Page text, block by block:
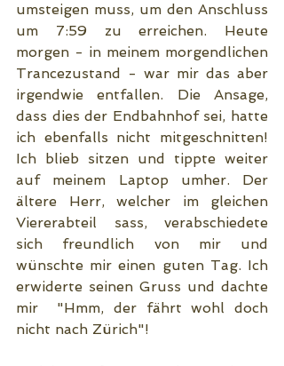
umsteigen muss, um den Anschluss
um 7:59 zu erreichen. Heute
morgen - in meinem morgendlichen
Trancezustand - war mir das aber
irgendwie entfallen. Die Ansage,
dass dies der Endbahnhof sei, hatte
ich ebenfalls nicht mitgeschnitten!
Ich blieb sitzen und tippte weiter
auf meinem Laptop umher. Der
ältere Herr, welcher im gleichen
Viererabteil sass, verabschiedete
sich freundlich von mir und
wünschte mir einen guten Tag. Ich
erwiderte seinen Gruss und dachte
mir  "Hmm, der fährt wohl doch
nicht nach Zürich"!